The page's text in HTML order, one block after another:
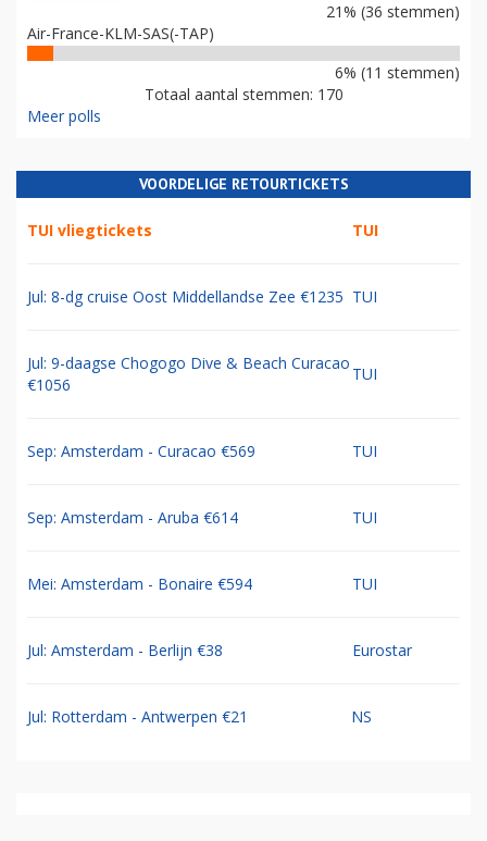
21% (36 stemmen)
Air-France-KLM-SAS(-TAP)
6% (11 stemmen)
Totaal aantal stemmen: 170
Meer polls
VOORDELIGE RETOURTICKETS
TUI vliegtickets TUI
Jul: 8-dg cruise Oost Middellandse Zee €1235 TUI
Jul: 9-daagse Chogogo Dive & Beach Curacao
€1056
TUI
Sep: Amsterdam - Curacao €569 TUI
Sep: Amsterdam - Aruba €614 TUI
Mei: Amsterdam - Bonaire €594 TUI
Jul: Amsterdam - Berlijn €38 Eurostar
Jul: Rotterdam - Antwerpen €21 NS